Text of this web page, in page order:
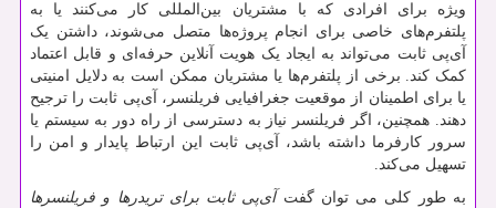
ویژه برای افرادی که با مشتریان بین‌المللی کار می‌کنند یا به
پلتفرم‌های خاصی برای انجام پروژه‌ها متصل می‌شوند، داشتن یک
آی‌پی ثابت می‌تواند به ایجاد یک هویت آنلاین حرفه‌ای و قابل اعتماد
کمک کند. برخی از پلتفرم‌ها یا مشتریان ممکن است به دلایل امنیتی
یا برای اطمینان از موقعیت جغرافیایی فریلنسر، آی‌پی ثابت را ترجیح
دهند. همچنین، اگر فریلنسر نیاز به دسترسی از راه دور به سیستم یا
سرور کارفرما داشته باشد، آی‌پی ثابت این ارتباط پایدار و امن را
تسهیل می‌کند.
به طور کلی می توان گفتآی‌پی ثابت برای تریدرها و فریلنسرها